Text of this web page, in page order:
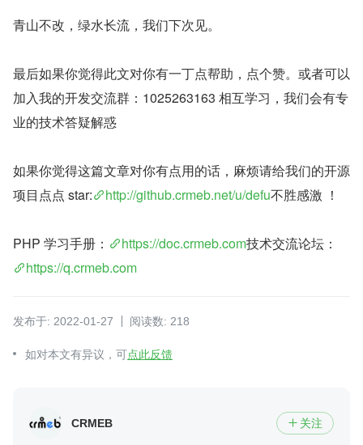
青山不改，绿水长流，我们下次见。
最后如果你觉得此文对你有一丁点帮助，点个赞。或者可以
加入我的开发交流群：1025263163 相互学习，我们会有专
业的技术答疑解惑
如果你觉得这篇文章对你有点用的话，麻烦请给我们的开源
项目点点 star:
http://github.crmeb.net/u/defu不胜感激 ！
PHP 学习手册： https://doc.crmeb.com技术交流论坛：
https://q.crmeb.com
发布于: 2022-01-27 阅读数: 218
如对本文有异议，可点此反馈
CRMEB  关注